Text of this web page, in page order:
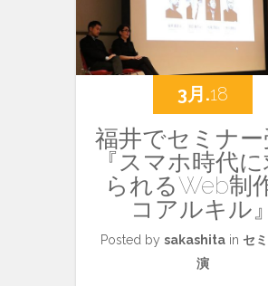
3月.18
福井でセミナー
『スマホ時代
られるWeb制
コアルキル』
Posted by sakashitain セ
演